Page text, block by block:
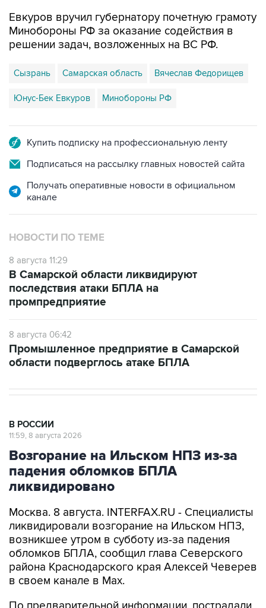
Евкуров вручил губернатору почетную грамоту
Минобороны РФ за оказание содействия в
решении задач, возложенных на ВС РФ.
Сызрань Самарская область Вячеслав Федорищев
Юнус-Бек Евкуров Минобороны РФ
Купить подписку на профессиональную ленту
Подписаться на рассылку главных новостей сайта
Получать оперативные новости в официальном
канале
НОВОСТИ ПО ТЕМЕ
8 августа 11:29
В Самарской области ликвидируют
последствия атаки БПЛА на
промпредприятие
8 августа 06:42
Промышленное предприятие в Самарской
области подверглось атаке БПЛА
В РОССИИ
11:59, 8 августа 2026
Возгорание на Ильском НПЗ из-за
падения обломков БПЛА
ликвидировано
Москва. 8 августа. INTERFAX.RU - Специалисты
ликвидировали возгорание на Ильском НПЗ,
возникшее утром в субботу из-за падения
обломков БПЛА, сообщил глава Северского
района Краснодарского края Алексей Чеверев
в своем канале в Max.